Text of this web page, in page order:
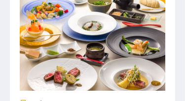
調理スタッフ│最大月給35万／希望
シフト制／月8～9日休／各種手当充
実